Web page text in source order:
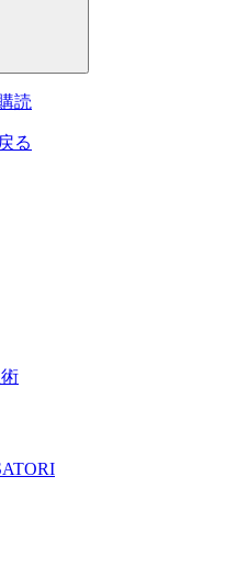
る